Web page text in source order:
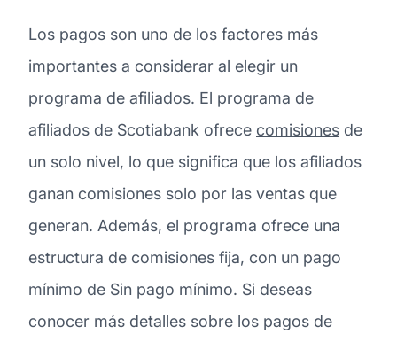
Los pagos son uno de los factores más
importantes a considerar al elegir un
programa de afiliados. El programa de
afiliados de Scotiabank ofrece comisiones de
un solo nivel, lo que significa que los afiliados
ganan comisiones solo por las ventas que
generan. Además, el programa ofrece una
estructura de comisiones fija, con un pago
mínimo de Sin pago mínimo. Si deseas
conocer más detalles sobre los pagos de